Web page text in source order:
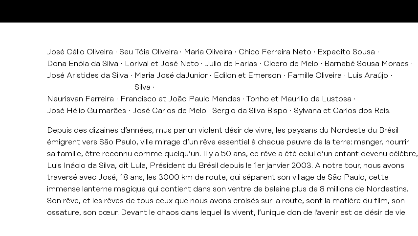
José Célio Oliveira Seu Tóia Oliveira Maria Oliveira Chico Ferreira Neto
Expedito Sousa
Dona Enóia da Silva
Lorival et José Neto Julio de Farias Cicero de Melo
Barnabé Sousa Moraes
José Aristides da Silva
Maria José da
Silva
Junior Edilon et Emerson Famille Oliveira Luis Araújo
Neurisvan Ferreira Francisco et João Paulo Mendes
Tonho et Maurilio de Lustosa
José Hélio Guimarães
José Carlos de Melo Sergio da Silva Bispo Sylvana et Carlos dos Reis.
Depuis des dizaines d’années, mus par un violent désir de vivre, les paysans du Nordeste du Brésil
émigrent vers São Paulo, ville mirage d’un rêve essentiel à chaque pauvre de la terre: manger, nourrir
sa famille, être reconnu comme quelqu’un. Il y a 50 ans, ce rêve a été celui d’un enfant devenu célèbre,
Luis Inácio da Silva, dit Lula, Président du Brésil depuis le 1er janvier 2003. A notre tour, nous avons
traversé avec José, 18 ans, les 3000 km de route, qui séparent son village de São Paulo, cette
immense lanterne magique qui contient dans son ventre de baleine plus de 8 millions de Nordestins.
Son rêve, et les rêves de tous ceux que nous avons croisés sur la route, sont la matière du film, son
ossature, son cœur. Devant le chaos dans lequel ils vivent, l’unique don de l’avenir est ce désir de vie.